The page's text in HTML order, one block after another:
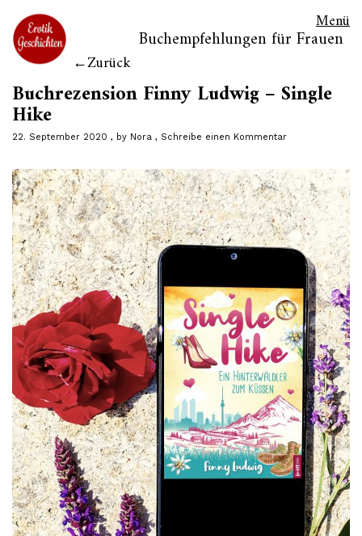
Zurück
Buchempfehlungen für Frauen
Menü
Buchrezension Finny Ludwig – Single
Hike
22. September 2020 by Nora Schreibe einen Kommentar